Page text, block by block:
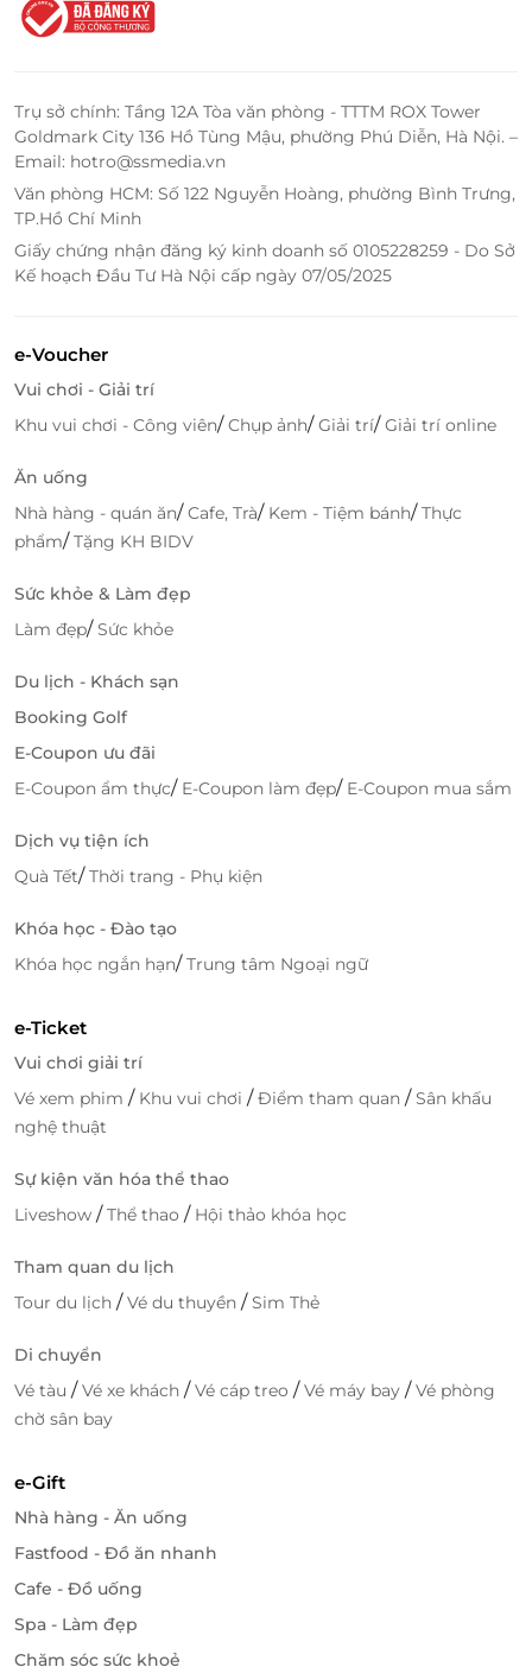
đó, với hệ thống phòng ốc khang trang, máy móc
hiện đại, điều kiện vô trùng cực chuẩn, chắc chắn
Truy cập LifeLinkđể khám phá thêm nhiều deal sức
khỏe hấp dẫn bạn nhé!
Trụ sở chính: Tầng 12A Tòa văn phòng - TTTM ROX Tower
Goldmark City 136 Hồ Tùng Mậu, phường Phú Diễn, Hà Nội. –
Email: hotro@ssmedia.vn
Văn phòng HCM: Số 122 Nguyễn Hoàng, phường Bình Trưng,
TP.Hồ Chí Minh
Giấy chứng nhận đăng ký kinh doanh số 0105228259 - Do Sở
Kế hoạch Đầu Tư Hà Nội cấp ngày 07/05/2025
e-Voucher
Vui chơi - Giải trí
Khu vui chơi - Công viên/Chụp ảnh/Giải trí/Giải trí online
Ăn uống
Nhà hàng - quán ăn/Cafe, Trà/ Kem - Tiệm bánh/Thực
phẩm/Tặng KH BIDV
Sức khỏe & Làm đẹp
Làm đẹp/Sức khỏe
Du lịch - Khách sạn
Booking Golf
E-Coupon ưu đãi
E-Coupon ẩm thực/ E-Coupon làm đẹp/ E-Coupon mua sắm
Dịch vụ tiện ích
Quà Tết/Thời trang - Phụ kiện
Khóa học - Đào tạo
Khóa học ngắn hạn/Trung tâm Ngoại ngữ
e-Ticket
Vui chơi giải trí
Vé xem phim / Khu vui chơi /Điểm tham quan /Sân khấu
nghệ thuật
Sự kiện văn hóa thể thao
Liveshow /Thể thao / Hội thảo khóa học
Tham quan du lịch
Tour du lịch /Vé du thuyền /Sim Thẻ
Di chuyển
Vé tàu /Vé xe khách /Vé cáp treo /Vé máy bay /Vé phòng
chờ sân bay
e-Gift
Nhà hàng - Ăn uống
Fastfood - Đồ ăn nhanh
Cafe - Đồ uống
Spa - Làm đẹp
Chăm sóc sức khoẻ